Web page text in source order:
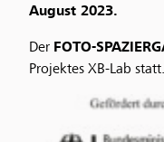
August 2023.
Der FOTO-
Projektes XB-Lab